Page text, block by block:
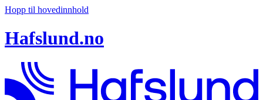
Hopp til hovedinnhold
Hafslund.no